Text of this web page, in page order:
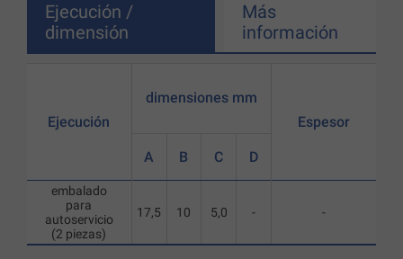
Ejecución /
dimensión
Más
información
Ejecución
embalado
para
autoservicio
(2 piezas)
dimensiones mm
A B C D
17,5 10 5,0 -
Espesor
-